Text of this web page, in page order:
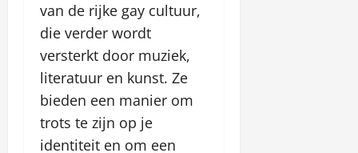
van de rijke gay cultuur,
die verder wordt
versterkt door muziek,
literatuur en kunst. Ze
bieden een manier om
trots te zijn op je
identiteit en om een